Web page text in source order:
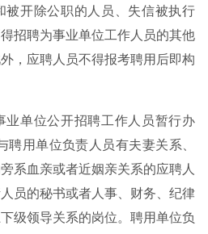
被开除公职的人员、失信被执行
招聘为事业单位工作人员的其他
，应聘人员不得报考聘用后即构
业单位公开招聘工作人员暂行办
聘用单位负责人员有夫妻关系、
系血亲或者近姻亲关系的应聘人
员的秘书或者人事、财务、纪律
级领导关系的岗位。聘用单位负